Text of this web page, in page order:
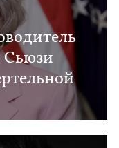
Сьюзи